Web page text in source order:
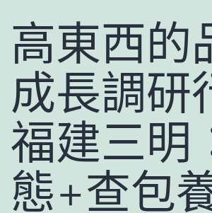
容高東西的
成長調研
福建三明
態+查包